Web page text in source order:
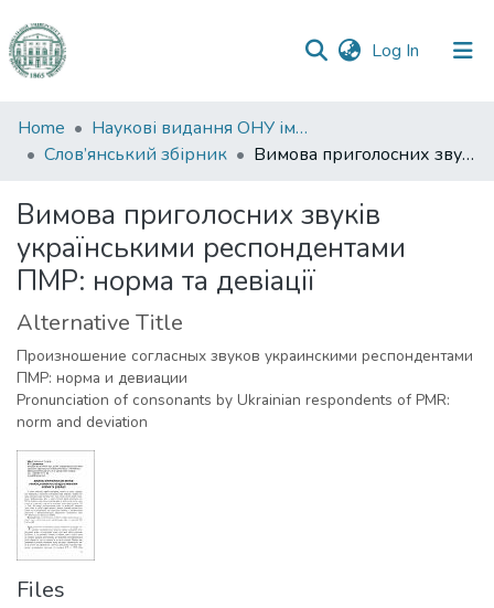
Log In (current)
Communities
&
All of DSpace
Statistics
Home
Наукові видання ОНУ імені І. І. Мечникова
Слов’янський збірник
Вимова приголосних звуків українськими респондентами ПМР: норма та девіації
Вимова приголосних звуків
українськими респондентами
ПМР: норма та девіації
Alternative Title
Произношение согласных звуков украинскими респондентами
ПМР: норма и девиации
Pronunciation of consonants by Ukrainian respondents of PMR:
norm and deviation
Files